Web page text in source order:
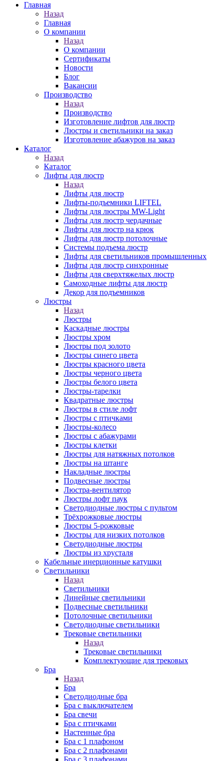
Главная
Назад
Главная
О компании
Назад
О компании
Сертификаты
Новости
Блог
Вакансии
Производство
Назад
Производство
Изготовление лифтов для люстр
Люстры и светильники на заказ
Изготовление абажуров на заказ
Каталог
Назад
Каталог
Лифты для люстр
Назад
Лифты для люстр
Лифты-подъемники LIFTEL
Лифты для люстры MW-Light
Лифты для люстр чердачные
Лифты для люстр на крюк
Лифты для люстр потолочные
Системы подъема люстр
Лифты для светильников промышленных
Лифты для люстр синхронные
Лифты для сверхтяжелых люстр
Самоходные лифты для люстр
Декор для подъемников
Люстры
Назад
Люстры
Каскадные люстры
Люстры хром
Люстры под золото
Люстры синего цвета
Люстры красного цвета
Люстры черного цвета
Люстры белого цвета
Люстры-тарелки
Квадратные люстры
Люстры в стиле лофт
Люстры с птичками
Люстры-колесо
Люстры с абажурами
Люстры клетки
Люстры для натяжных потолков
Люстры на штанге
Накладные люстры
Подвесные люстры
Люстра-вентилятор
Люстры лофт паук
Светодиодные люстры с пультом
Трёхрожковые люстры
Люстры 5-рожковые
Люстры для низких потолков
Cветодиодные люстры
Люстры из хрусталя
Кабельные инерционные катушки
Светильники
Назад
Светильники
Линейные светильники
Подвесные светильники
Потолочные светильники
Светодиодные светильники
Трековые светильники
Назад
Трековые светильники
Комплектующие для трековых
Бра
Назад
Бра
Светодиодные бра
Бра с выключателем
Бра свечи
Бра с птичками
Настенные бра
Бра с 1 плафоном
Бра с 2 плафонами
Бра с 3 плафонами